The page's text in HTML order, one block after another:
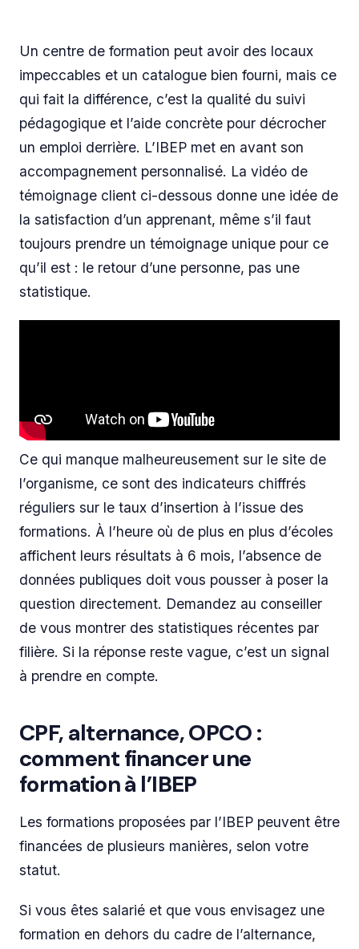
Un centre de formation peut avoir des locaux
impeccables et un catalogue bien fourni, mais ce
qui fait la différence, c’est la qualité du suivi
pédagogique et l’aide concrète pour décrocher
un emploi derrière. L’IBEP met en avant son
accompagnement personnalisé. La vidéo de
témoignage client ci-dessous donne une idée de
la satisfaction d’un apprenant, même s’il faut
toujours prendre un témoignage unique pour ce
qu’il est : le retour d’une personne, pas une
statistique.
Ce qui manque malheureusement sur le site de
l’organisme, ce sont des indicateurs chiffrés
réguliers sur le taux d’insertion à l’issue des
formations. À l’heure où de plus en plus d’écoles
affichent leurs résultats à 6 mois, l’absence de
données publiques doit vous pousser à poser la
question directement. Demandez au conseiller
de vous montrer des statistiques récentes par
filière. Si la réponse reste vague, c’est un signal
à prendre en compte.
CPF, alternance, OPCO :
comment financer une
formation à l’IBEP
Les formations proposées par l’IBEP peuvent être
financées de plusieurs manières, selon votre
statut.
Si vous êtes salarié et que vous envisagez une
formation en dehors du cadre de l’alternance,